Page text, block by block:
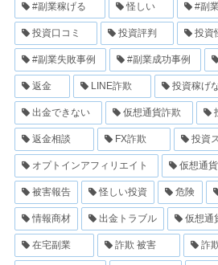
#副業稼げる 怪しい #副
投資口コミ 投資評判 投資
#副業失敗事例 #副業成功事例
返金 LINE詐欺 投資稼げ
出金できない 仮想通貨詐欺
返金相談 FX詐欺 投資
オプトインアフィリエイト 仮想通貨
被害報告 怪しい投資 危険
情報商材 出金トラブル 仮想通
在宅副業 詐欺 被害 詐